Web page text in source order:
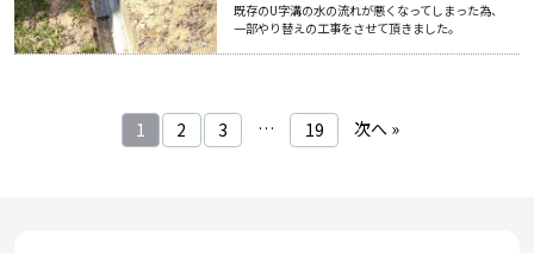
既存のU字溝の水の流れが悪くなってしまった為、
一部やり替えの工事をさせて頂きました。
1 2 3 … 19 次へ »